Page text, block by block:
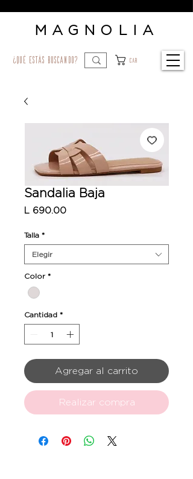
MAGNOLIA
¿qué estás buscando? Car
Sandalia Baja
L 690.00Precio
Talla *
Elegir
Color *
Cantidad *
Agregar al carrito
Realizar compra